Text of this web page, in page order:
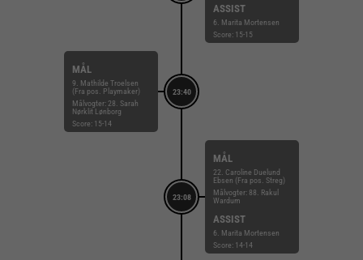
ASSIST
6. Marita Mortensen
Score: 15-15
23:40
MÅL
9. Mathilde Troelsen
(Fra pos. Playmaker)
Målvogter: 28. Sarah
Nørklit Lønborg
Score: 15-14
23:08
MÅL
22. Caroline Duelund
Ebsen (Fra pos. Streg)
Målvogter: 88. Rakul
Wardum
ASSIST
6. Marita Mortensen
Score: 14-14